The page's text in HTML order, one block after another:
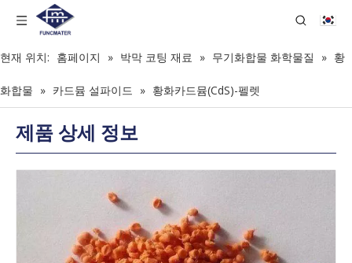
현재 위치: 홈페이지 » 박막 코팅 재료 » 무기화합물 화학물질 » 황
화합물 » 카드뮴 설파이드 » 황화카드뮴(CdS)-펠렛
제품 상세 정보